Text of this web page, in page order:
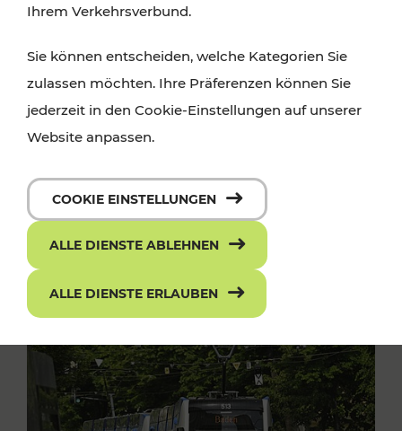
Ihrem Verkehrsverbund.
Sie können entscheiden, welche Kategorien Sie
zulassen möchten. Ihre Präferenzen können Sie
jederzeit in den Cookie-Einstellungen auf unserer
Website anpassen.
COOKIE EINSTELLUNGEN
ALLE DIENSTE ABLEHNEN
ALLE DIENSTE ERLAUBEN